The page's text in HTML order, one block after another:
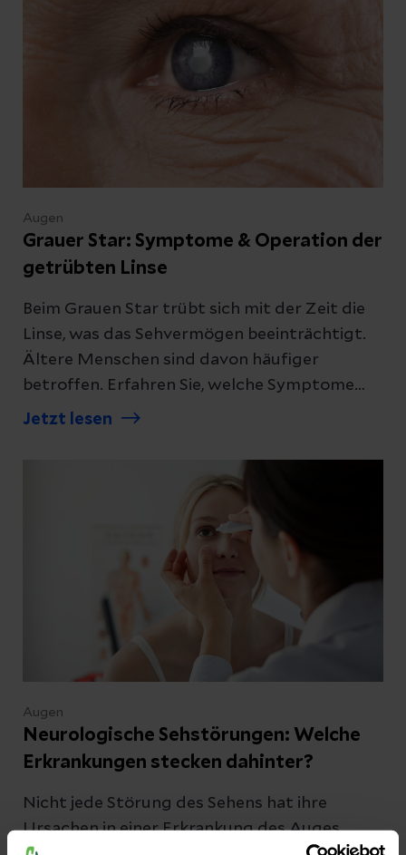
Augen
Grauer Star: Symptome & Operation der
getrübten Linse
Beim Grauen Star trübt sich mit der Zeit die
Linse, was das Sehvermögen beeinträchtigt.
Ältere Menschen sind davon häufiger
betroffen. Erfahren Sie, welche Symptome
auftreten und welche
Jetzt lesen
Augen
Neurologische Sehstörungen: Welche
Erkrankungen stecken dahinter?
Nicht jede Störung des Sehens hat ihre
Ursachen in einer Erkrankung des Auges.